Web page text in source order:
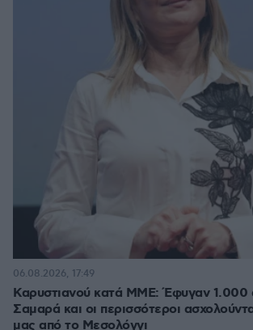
Καρυστιανού κατά ΜΜΕ: Έφυγαν 1.000
Σαμαρά και οι περισσότεροι
μας από το Μεσολόγγι
06.08.2026, 17:49